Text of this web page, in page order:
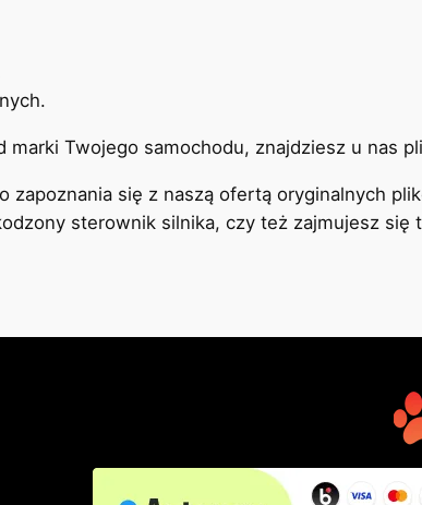
marki Twojego samochodu, znajdziesz u nas
zapoznania się z naszą ofertą oryginalnych
sterownik silnika, czy też zajmujesz